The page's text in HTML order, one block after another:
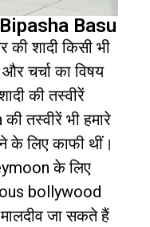
Basu
की शादी किसी भी
चर्चा का विषय
की तस्वीरें
की तस्वीरें भी हमारे
के लिए काफी थीं।
के लिए
bollywood
जा सकते हैं